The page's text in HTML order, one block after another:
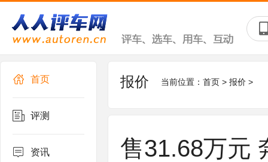
首页
评测
资讯
报价 当前位置： 首页 > 报价 >
售31.68万元